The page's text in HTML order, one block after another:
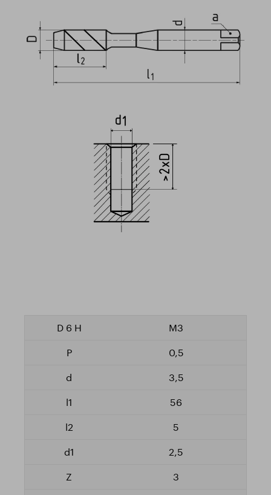
M3
0,5
3,5
56
5
2,5
3